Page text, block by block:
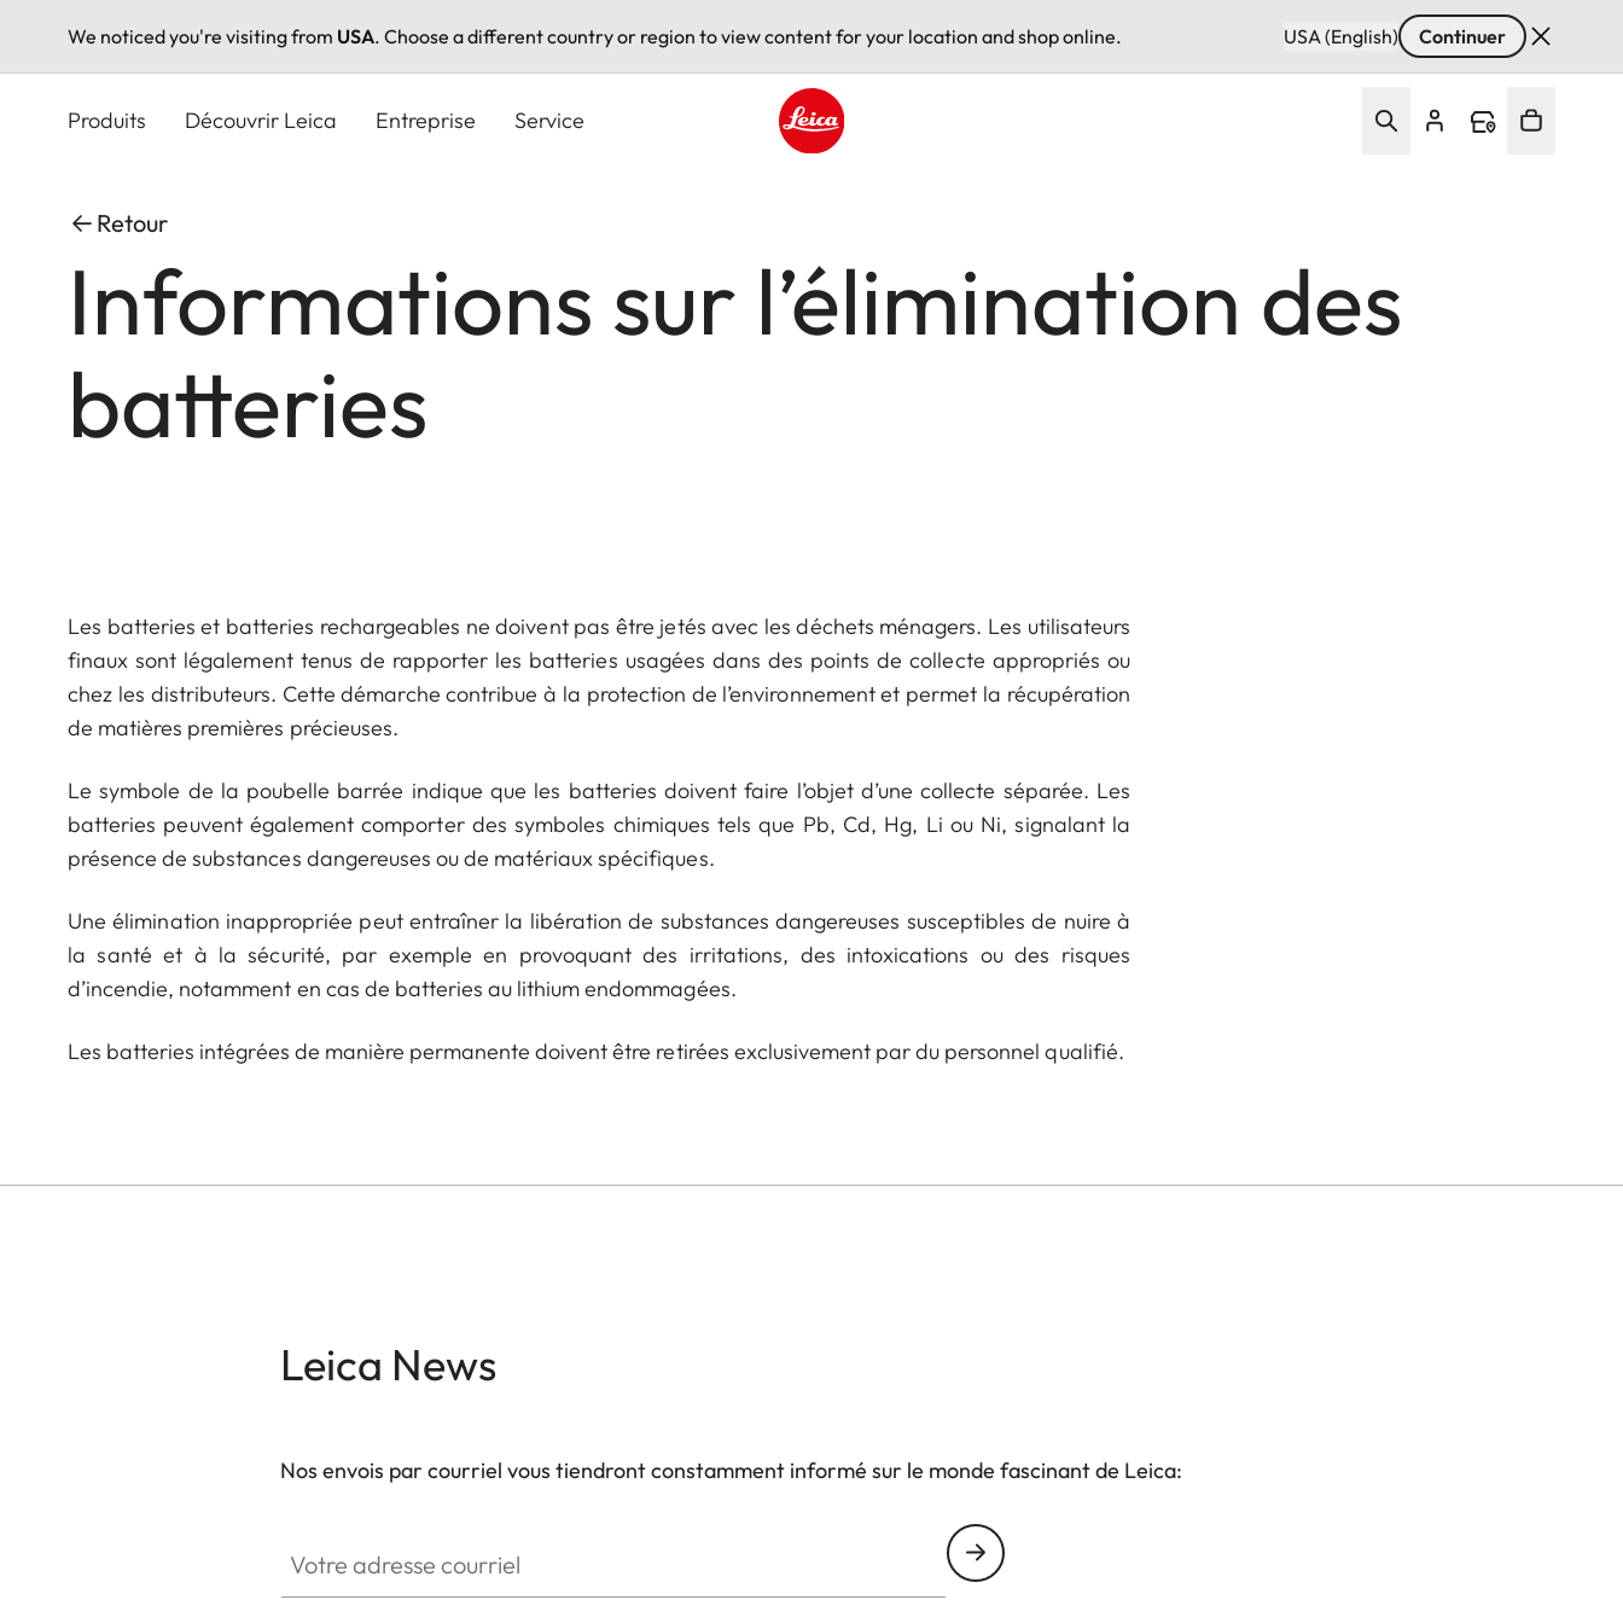
We noticed you're visiting from USA. Choose a different country or region to view content for your location and shop online. USA (English) Continuer
Produits Découvrir Leica Entreprise Service
Retour
Informations sur l’élimination des
batteries
Les batteries et batteries rechargeables ne doivent pas être jetés avec les déchets ménagers. Les utilisateurs
finaux sont légalement tenus de rapporter les batteries usagées dans des points de collecte appropriés ou
chez les distributeurs. Cette démarche contribue à la protection de l’environnement et permet la récupération
de matières premières précieuses.
Le symbole de la poubelle barrée indique que les batteries doivent faire l’objet d’une collecte séparée. Les
batteries peuvent également comporter des symboles chimiques tels que Pb, Cd, Hg, Li ou Ni, signalant la
présence de substances dangereuses ou de matériaux spécifiques.
Une élimination inappropriée peut entraîner la libération de substances dangereuses susceptibles de nuire à
la santé et à la sécurité, par exemple en provoquant des irritations, des intoxications ou des risques
d’incendie, notamment en cas de batteries au lithium endommagées.
Les batteries intégrées de manière permanente doivent être retirées exclusivement par du personnel qualifié.
Leica News
Nos envois par courriel vous tiendront constamment informé sur le monde fascinant de Leica: